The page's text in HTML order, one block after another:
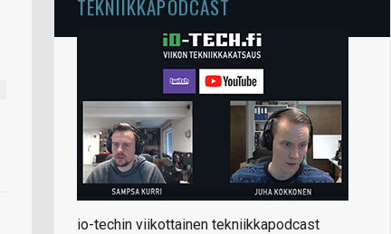
TEKNIIKKAPODCAST
io-techin viikottainen tekniikkapodcast